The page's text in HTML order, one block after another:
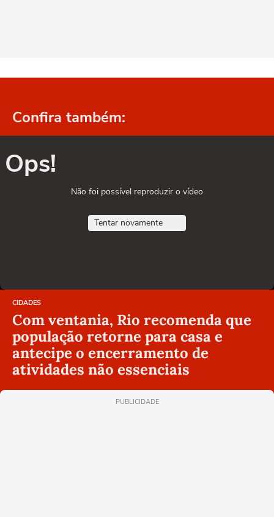
Confira também:
Ops!
Não foi possível reproduzir o vídeo
Tentar novamente
CIDADES
Com ventania, Rio recomenda que
população retorne para casa e
antecipe o encerramento de
atividades não essenciais
PUBLICIDADE